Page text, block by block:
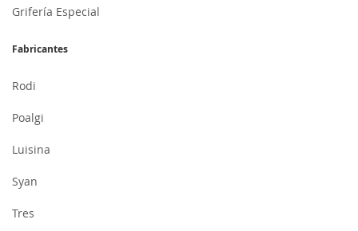
Grifería Especial
Fabricantes
Rodi
Poalgi
Luisina
Syan
Tres